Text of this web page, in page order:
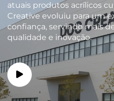
atuais produtos acrílicos
Creative evoluiu para um
confiança, servindo mais
qualidade e inovação.